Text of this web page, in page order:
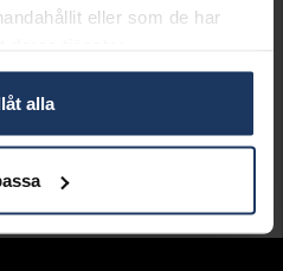
eller som de har
alla
Guldpläterat,Brass
Justerbar